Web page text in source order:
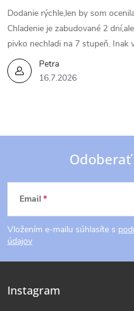
Petra
16.7.2026
Dodanie rýchle,len by som
Chladenie je zabudované 2
pivko nechladi na 7 stupeň. Inak
Z
á
p
ä
Email
Vložením e-mailu súhlasíte s
údajov
Instagram